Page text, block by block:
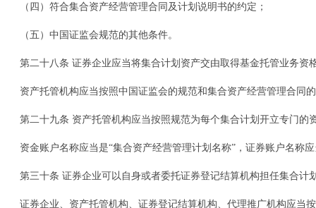
（四）符合集合资产经营管理合同及计划说明书的约定；
（五）中国证监会规范的其他条件。
第二十八条 证券企业应当将集合计划资产交由取得基金托管业务资
资产托管机构应当按照中国证监会的规范和集合资产经营管理合同
第二十九条 资产托管机构应当按照规范为每个集合计划开立专门
资金账户名称应当是“集合资产经营管理计划名称”，证券账户名称
第三十条 证券企业可以自身或者委托证券登记结算机构担任集合计
证券企业、资产托管机构、证券登记结算机构、代理推广机构应当